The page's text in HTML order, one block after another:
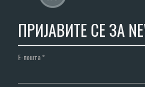
ПРИЈАВИТЕ СЕ ЗА
Е-пошта*